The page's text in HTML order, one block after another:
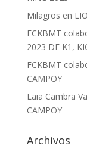
Milagros en
FCKBMT
2023 DE K1,
FCKBMT
CAMPOY
Laia Cambra
CAMPOY
Archivos